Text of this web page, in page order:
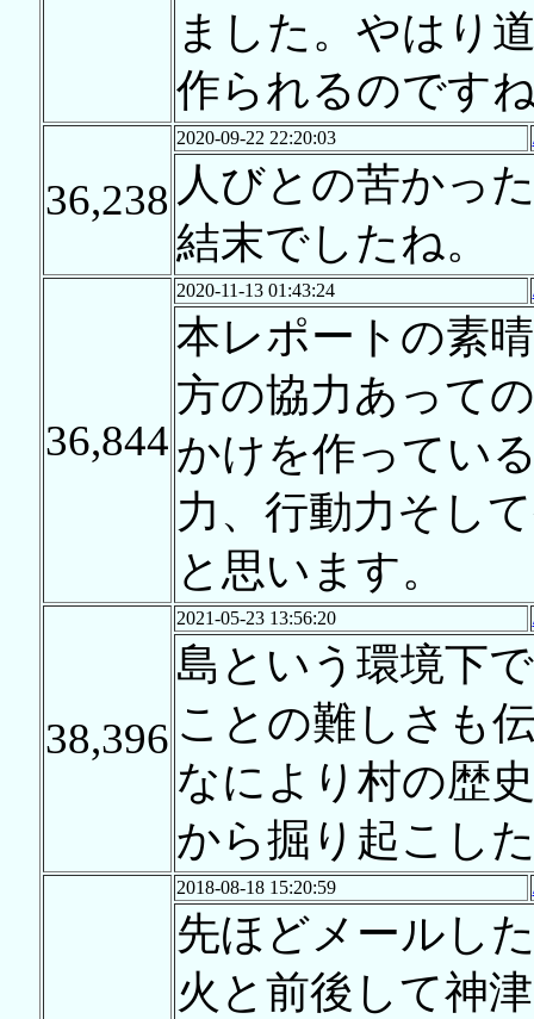
ました。やはり
作られるのです
36,238
2020-09-22 22:20:03
人びとの苦かっ
結末でしたね。
36,844
2020-11-13 01:43:24
本レポートの素
方の協力あって
かけを作ってい
力、行動力そし
と思います。
38,396
2021-05-23 13:56:20
島という環境下
ことの難しさも
なにより村の歴
から掘り起こし
2018-08-18 15:20:59
先ほどメールし
火と前後して神